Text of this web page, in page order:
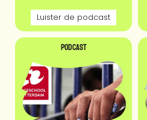
Luister de podcast
Podcast